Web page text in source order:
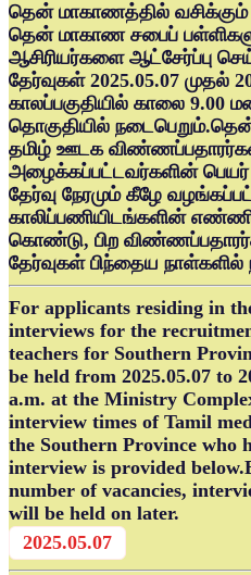
தென் மாகாணத்தில்
தென் மாகாண சபைப்
ஆசிரியர்களை ஆட்சேர்ப்பு
தேர்வுகள் 2025.05.07 முதல்
காலப்பகுதியில் காலை 9.00
தொகுதியில்
தமிழ் ஊடக
அழைக்கப்பட்டவர்களின் பெயர்
தேர்வு நேரமும் கீழே
காலிப்பணியிடங்களின்
கொண்டு, பிற
தேர்வுகள் பிந்தைய நாள்களில்
For applicants residing in
interviews for the
teachers for Southern
be held from 2025.05.07 to
a.m. at the Ministry
interview times of Tamil
the Southern Province who
interview is provided
number of vacancies,
will be held on later.
2025.05.07